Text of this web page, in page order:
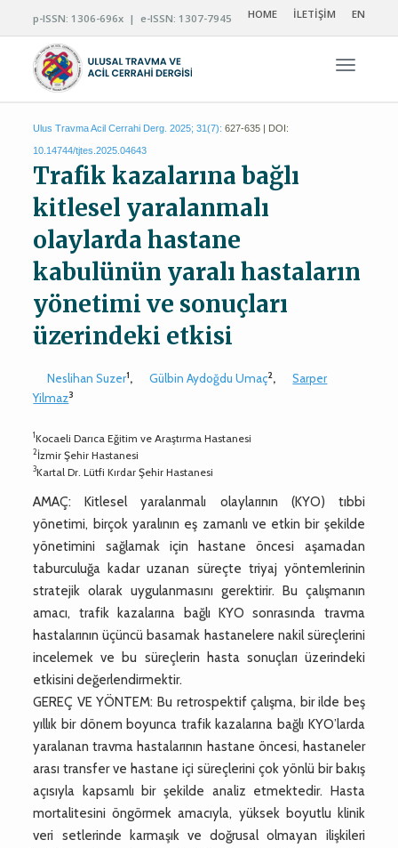
p-ISSN: 1306-696x | e-ISSN: 1307-7945 HOME İLETİŞİM EN
Ulus Travma Acil Cerrahi Derg. 2025; 31(7): 627-635 | DOI:
10.14744/tjtes.2025.04643
Trafik kazalarına bağlı
kitlesel yaralanmalı
olaylarda hastane
kabulünün yaralı hastaların
yönetimi ve sonuçları
üzerindeki etkisi
Neslihan Suzer1, Gülbin Aydoğdu Umaç2,
Sarper
Yilmaz3
1Kocaeli Darıca Eğitim ve Araştırma Hastanesi
2İzmir Şehir Hastanesi
3Kartal Dr. Lütfi Kırdar Şehir Hastanesi
AMAÇ: Kitlesel yaralanmalı olaylarının (KYO) tıbbi
yönetimi, birçok yaralının eş zamanlı ve etkin bir şekilde
yönetimini sağlamak için hastane öncesi aşamadan
taburculuğa kadar uzanan süreçte triyaj yöntemlerinin
stratejik olarak uygulanmasını gerektirir. Bu çalışmanın
amacı, trafik kazalarına bağlı KYO sonrasında travma
hastalarının üçüncü basamak hastanelere nakil süreçlerini
incelemek ve bu süreçlerin hasta sonuçları üzerindeki
etkisini değerlendirmektir.
GEREÇ VE YÖNTEM: Bu retrospektif çalışma, bir ilde beş
yıllık bir dönem boyunca trafik kazalarına bağlı KYO’larda
yaralanan travma hastalarının hastane öncesi, hastaneler
arası transfer ve hastane içi süreçlerini çok yönlü bir bakış
açısıyla kapsamlı bir şekilde analiz etmektedir. Hasta
mortalitesini öngörmek amacıyla, yüksek boyutlu klinik
veri setlerinde karmaşık ve doğrusal olmayan ilişkileri